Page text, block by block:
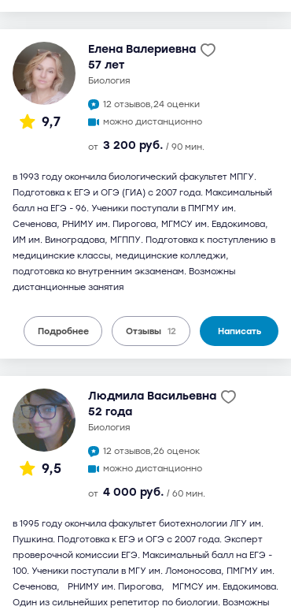
9,7
Елена Валериевна
57 лет
биология
12 отзывов,24 оценки
можно дистанционно
от 3 200 руб. / 90 мин.
в 1993 году окончила биологический факультет МПГУ.
Подготовка к ЕГЭ и ОГЭ (ГИА) с 2007 года. Максимальный
балл на ЕГЭ - 96. Ученики поступали в ПМГМУ им.
Сеченова, РНИМУ им. Пирогова, МГМСУ им. Евдокимова,
ИМ им. Виноградова, МГППУ. Подготовка к поступлению в
медицинские классы, медицинские колледжи,
подготовка ко внутренним экзаменам. Возможны
дистанционные занятия
Подробнее Отзывы 12 Написать
9,5
Людмила Васильевна
52 года
биология
12 отзывов,26 оценок
можно дистанционно
от 4 000 руб. / 60 мин.
в 1995 году окончила факультет биотехнологии ЛГУ им.
Пушкина. Подготовка к ЕГЭ и ОГЭ с 2007 года. Эксперт
проверочной комиссии ЕГЭ. Максимальный балл на ЕГЭ -
100. Ученики поступали в МГУ им. Ломоносова, ПМГМУ им.
Сеченова, РНИМУ им. Пирогова, МГМСУ им. Евдокимова.
Один из сильнейших репетитор по биологии. Возможны